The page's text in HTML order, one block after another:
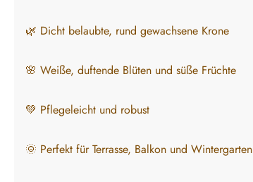
🌿 Dicht belaubte, rund gewachsene Krone
🌸 Weiße, duftende Blüten und süße Früchte
💚 Pflegeleicht und robust
🌞 Perfekt für Terrasse, Balkon und Wintergarten